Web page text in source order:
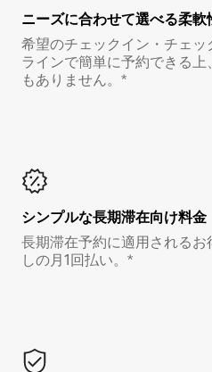
ニーズに合わせて選べる柔軟
希望のチェックイン・チェ
ラインで簡単に予約できる
もありません。*
シンプルな長期滞在向け料金
長期滞在予約に適用される
しの月1回払い。*